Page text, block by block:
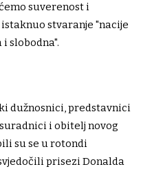
suverenost i
istaknuo stvaranje "nacije
slobodna".
dužnosnici, predstavnici
i obitelj novog
su se u rotondi
prisezi Donalda